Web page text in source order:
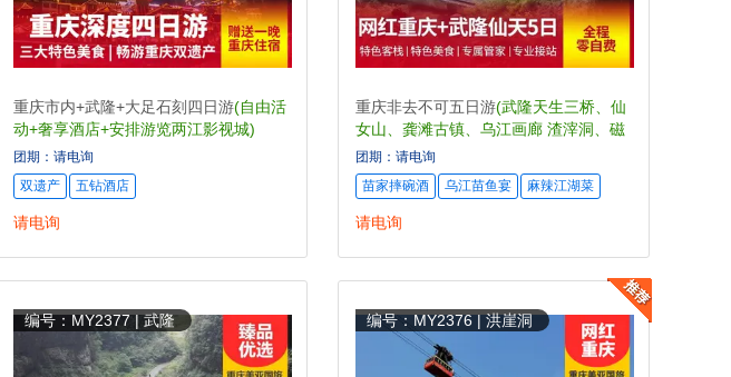
重庆市内+武隆+大足石刻四日游(自由活
动+奢享酒店+安排游览两江影视城)
团期：请电询
双遗产
五钻酒店
请电询
重庆非去不可五日游(武隆天生三桥、仙
女山、龚滩古镇、乌江画廊 渣滓洞、磁
器口、网红李子坝轻轨穿楼、洪崖洞)
团期：请电询
苗家摔碗酒
乌江苗鱼宴 麻辣江湖菜
请电询
编号：MY2377 | 武隆 编号：MY2376 | 洪崖洞